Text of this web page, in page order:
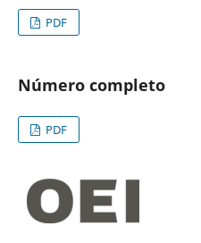
PDF
Número completo
PDF